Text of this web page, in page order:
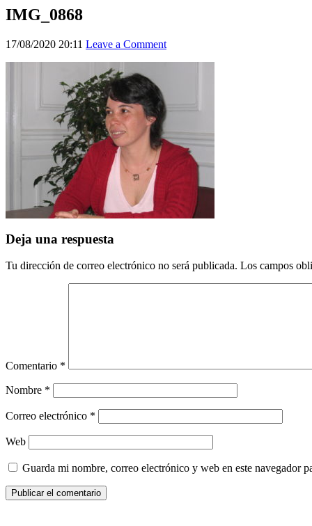
IMG_0868
17/08/2020 20:11 Leave a Comment
Deja una respuesta
Tu dirección de correo electrónico no será publicada. Los campos
Comentario *
Nombre *
Correo electrónico *
Web
Guarda mi nombre, correo electrónico y web en este navegador